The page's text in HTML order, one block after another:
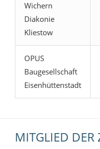
Wichern
Diakonie
Kliestow
OPUS
Baugesellschaft
Eisenhüttenstadt
MITGLIED